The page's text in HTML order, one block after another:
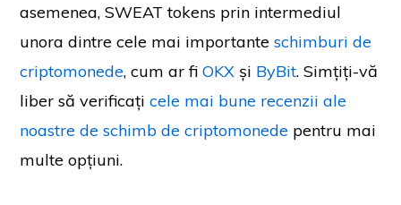
asemenea, SWEAT tokens prin intermediul
unora dintre cele mai importanteschimburi de
criptomonede, cum ar fiOKX și ByBit. Simțiți-vă
liber să verificațicele mai bune recenzii ale
noastre de schimb de criptomonede pentru mai
multe opțiuni.